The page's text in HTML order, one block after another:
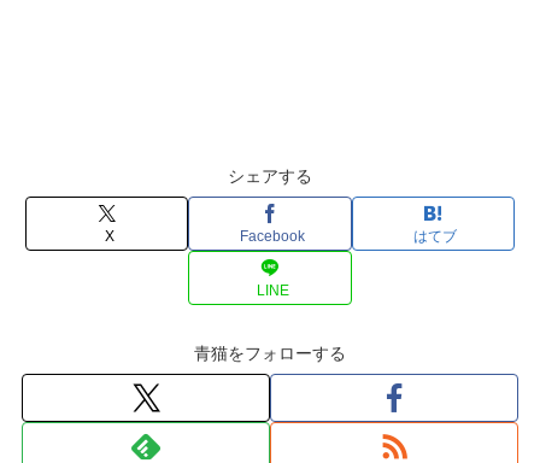
シェアする
X Facebook はてブ
LINE
青猫をフォローする